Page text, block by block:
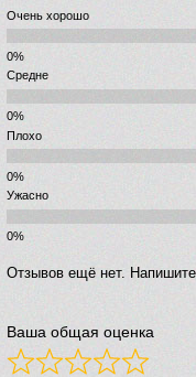
Очень хорошо
Средне
Плохо
Ужасно
Отзывов ещё нет.
Ваша общая оценка